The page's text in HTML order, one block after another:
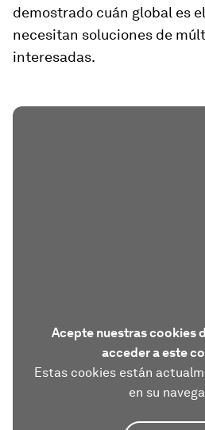
demostrado cuán global es
necesitan soluciones de
interesadas.
Acepte nuestras cookies
acceder a este
Estas cookies están
en su